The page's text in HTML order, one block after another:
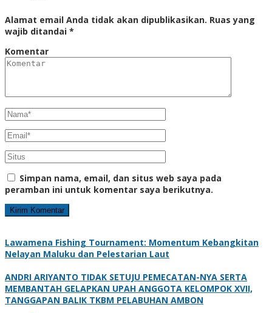
Alamat email Anda tidak akan dipublikasikan. Ruas yang
wajib ditandai *
Komentar
Simpan nama, email, dan situs web saya pada
peramban ini untuk komentar saya berikutnya.
Lawamena Fishing Tournament: Momentum Kebangkitan
Nelayan Maluku dan Pelestarian Laut
ANDRI ARIYANTO TIDAK SETUJU PEMECATAN-NYA SERTA
MEMBANTAH GELAPKAN UPAH ANGGOTA KELOMPOK XVII,
TANGGAPAN BALIK TKBM PELABUHAN AMBON